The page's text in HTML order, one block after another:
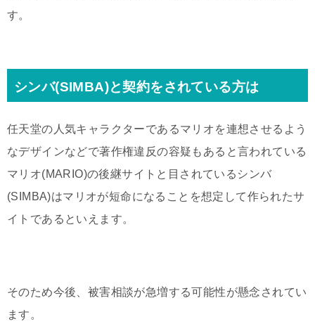
す。
シンバ(SIMBA)と契約をされている方は
任天堂の人気キャラクターであるマリオを連想させるよう
なデザインなどで著作権違反の容疑もあると言われている
マリオ(MARIO)の後継サイトと目されているシンバ
(SIMBA)はマリオが短命になることを想定して作られたサ
イトであるといえます。
そのため今後、被害相談が急増する可能性が懸念されてい
ます。